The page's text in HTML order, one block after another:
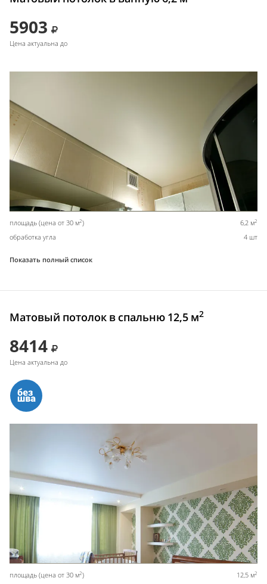
5903
Цена актуальна до
площадь (цена от 30 м2) 6,2 м2
обработка угла 4 шт
Показать полный список
Матовый потолок в спальню 12,5 м2
8414
Цена актуальна до
площадь (цена от 30 м2) 12,5 м2